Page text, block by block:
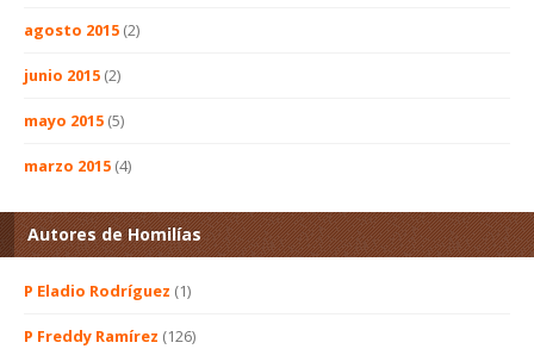
agosto 2015 (2)
junio 2015 (2)
mayo 2015 (5)
marzo 2015 (4)
Autores de Homilías
P Eladio Rodríguez (1)
P Freddy Ramírez (126)